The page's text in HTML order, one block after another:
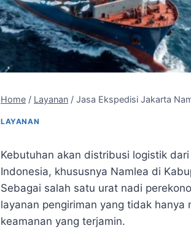
Home / Layanan / Jasa Ekspedisi Jakarta
LAYANAN
Kebutuhan akan distribusi logistik
Indonesia, khususnya Namlea di
Sebagai salah satu urat nadi
layanan pengiriman yang tidak
keamanan yang terjamin.